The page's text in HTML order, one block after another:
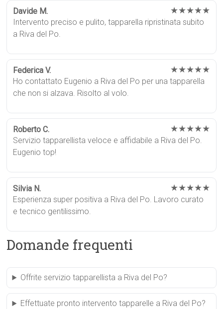
Davide M. ★★★★★
Intervento preciso e pulito, tapparella ripristinata subito
a Riva del Po.
Federica V. ★★★★★
Ho contattato Eugenio a Riva del Po per una tapparella
che non si alzava. Risolto al volo.
Roberto C. ★★★★★
Servizio tapparellista veloce e affidabile a Riva del Po.
Eugenio top!
Silvia N. ★★★★★
Esperienza super positiva a Riva del Po. Lavoro curato
e tecnico gentilissimo.
Domande frequenti
Offrite servizio tapparellista a Riva del Po?
Effettuate pronto intervento tapparelle a Riva del Po?